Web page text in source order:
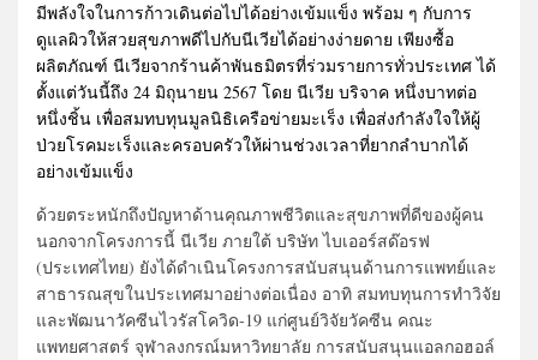
มีพลังใจในการก้าวเดินต่อไปได้อย่างเข้มแข็ง พร้อม ๆ กับการ
ดูแลผิวให้สวยสุขภาพดีไปกับนีเวียได้อย่างง่ายดาย เพียงซื้อ
ผลิตภัณฑ์ นีเวียจากร้านค้าพันธมิตรที่ร่วมรายการทั่วประเทศ ได้
ตั้งแต่วันนี้ถึง 24 มิถุนายน 2567 โดย นีเวีย บริจาค หนึ่งบาทต่อ
หนึ่งชิ้น เพื่อสมทบทุนมูลนิธิเครือข่ายมะเร็ง เพื่อส่งกำลังใจให้ผู้
ป่วยโรคมะเร็งและครอบครัวให้ผ่านช่วงเวลาที่ยากลำบากได้
อย่างเข้มแข็ง
ด้วยตระหนักถึงปัญหาด้านคุณภาพชีวิตและสุขภาพที่ดีของผู้คน
นอกจากโครงการนี้ นีเวีย ภายใต้ บริษัท ไบเออร์สด๊อรฟ
(ประเทศไทย) ยังได้ดำเนินโครงการสนับสนุนด้านการแพทย์และ
สาธารณสุขในประเทศมาอย่างต่อเนื่อง อาทิ สมทบทุนการทำวิจัย
และพัฒนาวัคซีนไวรัสโควิด-19 แก่ศูนย์วิจัยวัคซีน คณะ
แพทยศาสตร์ จุฬาลงกรณ์มหาวิทยาลัย การสนับสนุนแอลกอฮอล์